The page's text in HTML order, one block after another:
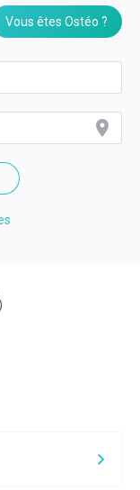
Vous êtes Ostéo ?